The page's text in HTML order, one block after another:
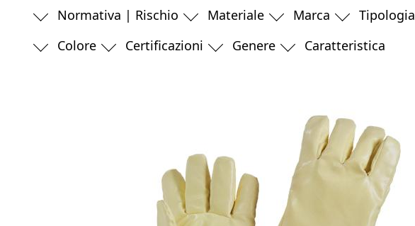
Normativa | Rischio Materiale Marca Tipologia
Colore
Certificazioni Genere Caratteristica